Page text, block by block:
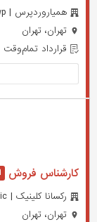
همیاروردپرس | Hamyarwp
تهران، تهران
قرارداد تمام‌وقت
کارشناس فروش
رکسانا کلینیک | Roxana Clinic
تهران، تهران